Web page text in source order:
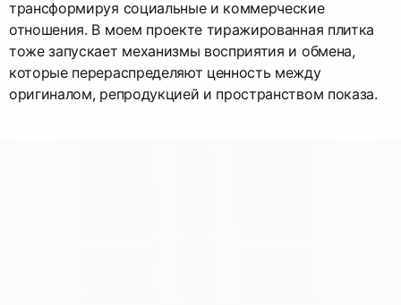
трансформируя социальные и коммерческие
отношения. В моем проекте тиражированная плитка
тоже запускает механизмы восприятия и обмена,
которые перераспределяют ценность между
оригиналом, репродукцией и пространством показа.